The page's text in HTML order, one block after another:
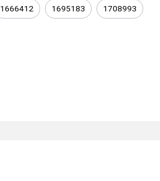
1666412 1695183 1708993